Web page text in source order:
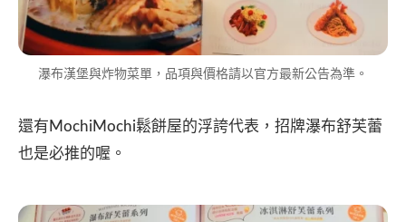
瀑布漢堡與炸物菜單，品項與價格請以官方最新公告為準。
還有MochiMochi鬆餅屋的浮誇代表，招牌瀑布舒芙蕾
也是必推的喔。